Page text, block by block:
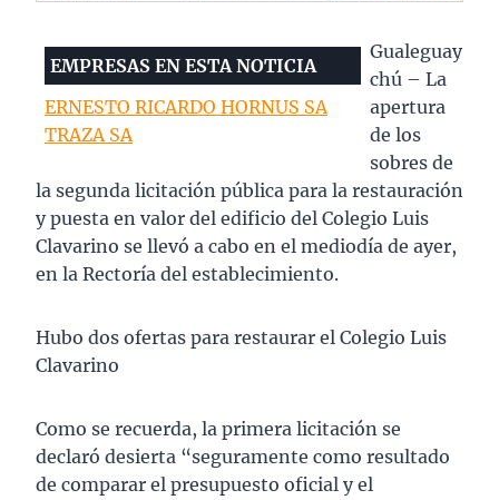
EMPRESAS EN ESTA NOTICIA
ERNESTO RICARDO HORNUS SA
TRAZA SA
Gualeguay
chú – La
apertura
de los
sobres de
la segunda licitación pública para la restauración
y puesta en valor del edificio del Colegio Luis
Clavarino se llevó a cabo en el mediodía de ayer,
en la Rectoría del establecimiento.
Hubo dos ofertas para restaurar el Colegio Luis
Clavarino
Como se recuerda, la primera licitación se
declaró desierta “seguramente como resultado
de comparar el presupuesto oficial y el